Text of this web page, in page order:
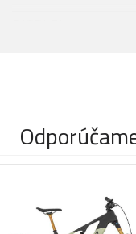
VIDLICE
TLMIČ
RADENIE